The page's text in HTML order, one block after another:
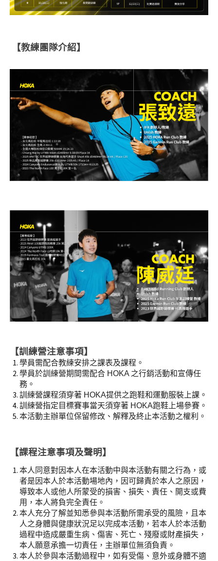
【教練團隊介紹】
【訓練營注意事項】
學員需配合教練安排之課表及課程。
學員於訓練營期間需配合 HOKA 之行銷活動和宣傳任
務。
訓練營課程須穿著 HOKA提供之跑鞋和運動服裝上課。
訓練營指定目標賽事當天須穿著 HOKA跑鞋上場參賽。
本活動主辦單位保留修改、解釋及終止本活動之權利。
【課程注意事項及聲明】
本人同意對因本人在本活動中與本活動有關之行為，或
者是因本人於本活動場地內，因可歸責於本人之原因，
導致本人或他人所蒙受的損害、損失、責任、開支或費
用，本人將負完全責任。
本人充分了解並知悉參與本活動所需承受的風險，且本
人之身體與健康狀況足以完成本活動，若本人於本活動
過程中造成嚴重生病、傷害、死亡、殘廢或財產損失，
本人願意承擔一切責任，主辦單位無須負責。
本人於參與本活動過程中，如有受傷、意外或身體不適